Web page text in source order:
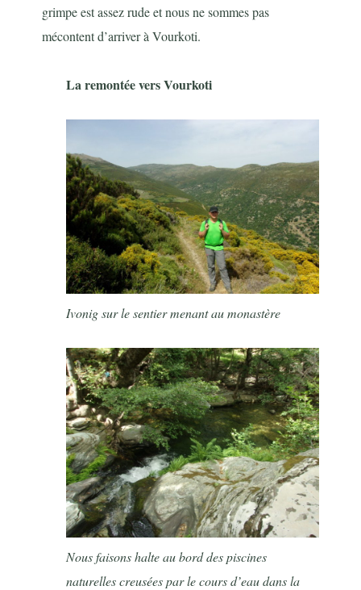
grimpe est assez rude et nous ne sommes pas
mécontent d’arriver à Vourkoti.
La remontée vers Vourkoti
Ivonig sur le sentier menant au monastère
Nous faisons halte au bord des piscines
naturelles creusées par le cours d’eau dans la